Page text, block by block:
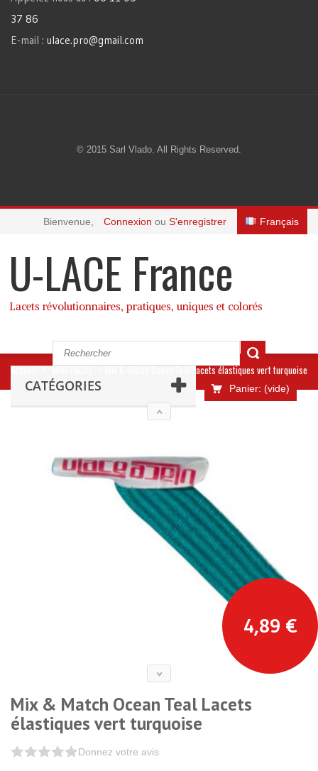
37 86
E-mail : ulace.pro@gmail.com
© 2015 Sarl Vlado. All Rights Reserved.
Français
Bienvenue, Connexion ou S'enregistrer
U-LACE France
Lacets révolutionnaires, pratiques, uniques et colorés
Panier: (vide)
CATÉGORIES
Accueil > MINI PACKS > Mix & Match Ocean Teal Lacets élastiques vert turquoise
4,89 €
Mix & Match Ocean Teal Lacets
élastiques vert turquoise
Donnez votre avis